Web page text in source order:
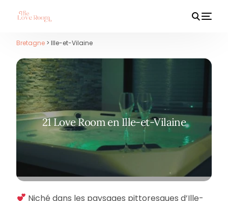
Bretagne > Ille-et-Vilaine
21 Love Room en Ille-et-Vilaine
Niché dans les paysages pittoresques d’Ille-